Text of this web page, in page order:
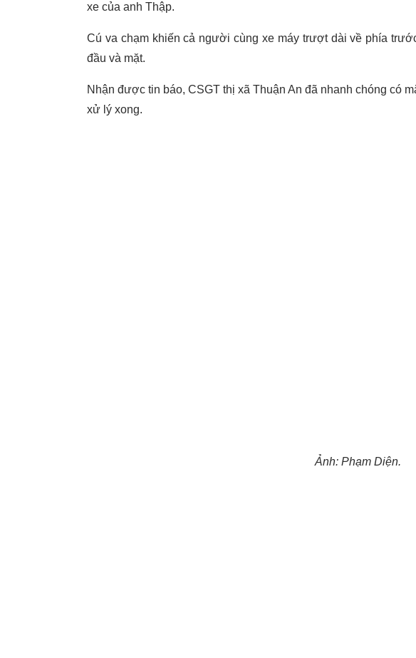
xe của anh Thập.
Cú va chạm khiến cả người cùng xe máy trượt dài về phía
đầu và mặt.
Nhận được tin báo, CSGT thị xã Thuận An đã nhanh chóng có
xử lý xong.
Ảnh: Phạm Diện.